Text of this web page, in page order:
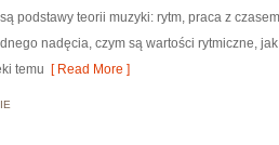
są podstawy teorii muzyki: rytm, praca z
nadęcia, czym są wartości rytmiczne,
temu [ Read More ]